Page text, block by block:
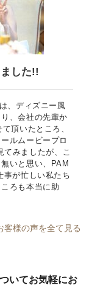
した!!
、ディズニー風
、会社の先輩か
頂いたところ、
ルムービープロ
みましたが、こ
いと思い、PAM
事が忙しい私たち
ろも本当に助
客様の声を全て見る
いてお気軽にお